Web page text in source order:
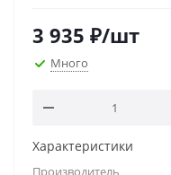
3 935 ₽/шт
Много
Характеристики
Производитель